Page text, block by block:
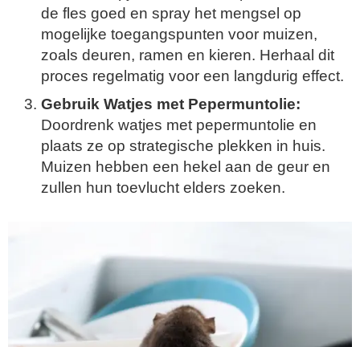
de fles goed en spray het mengsel op
mogelijke toegangspunten voor muizen,
zoals deuren, ramen en kieren. Herhaal dit
proces regelmatig voor een langdurig effect.
Gebruik Watjes met Pepermuntolie:
Doordrenk watjes met pepermuntolie en
plaats ze op strategische plekken in huis.
Muizen hebben een hekel aan de geur en
zullen hun toevlucht elders zoeken.